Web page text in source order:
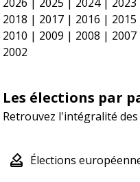
2018 | 2017 | 2016 | 2015
2010 | 2009 | 2008 | 2007
2002
Les élections par
Retrouvez l'intégralité
Élections